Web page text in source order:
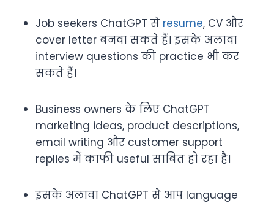
Job seekers ChatGPT से resume, CV और
cover letter बनवा सकते हैं। इसके अलावा
interview questions की practice भी कर
सकते हैं।
Business owners के लिए ChatGPT
marketing ideas, product descriptions,
email writing और customer support
replies में काफी useful साबित हो रहा है।
इसके अलावा ChatGPT से आप language